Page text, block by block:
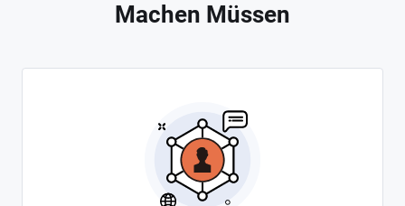
Machen Müssen